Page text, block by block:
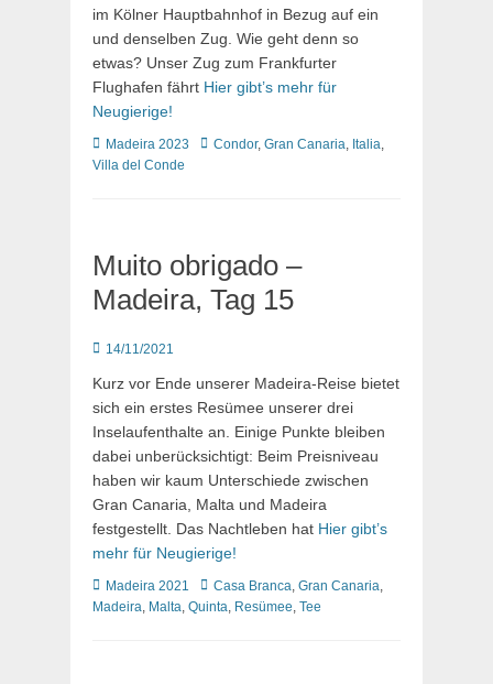
im Kölner Hauptbahnhof in Bezug auf ein
und denselben Zug. Wie geht denn so
etwas? Unser Zug zum Frankfurter
Flughafen fährt Hier gibt’s mehr für
Neugierige!
Kategorien
Madeira 2023 Schlagworte
Condor, Gran Canaria, Italia,
Villa del Conde
Muito obrigado –
Madeira, Tag 15
Posted
14/11/2021
Kurz vor Ende unserer Madeira-Reise bietet
sich ein erstes Resümee unserer drei
Inselaufenthalte an. Einige Punkte bleiben
dabei unberücksichtigt: Beim Preisniveau
haben wir kaum Unterschiede zwischen
Gran Canaria, Malta und Madeira
festgestellt. Das Nachtleben hat Hier gibt’s
mehr für Neugierige!
Kategorien
Madeira 2021 Schlagworte
Casa Branca, Gran Canaria,
Madeira, Malta, Quinta, Resümee, Tee